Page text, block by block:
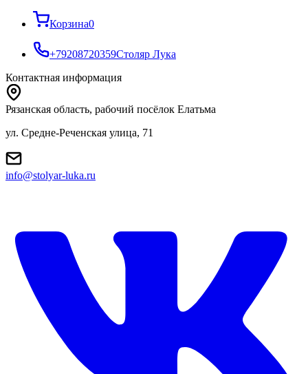
Корзина0
+79208720359Столяр Лука
Контактная информация
Рязанская область, рабочий посёлок Елатьма
ул. Средне-Реченская улица, 71
info@stolyar-luka.ru